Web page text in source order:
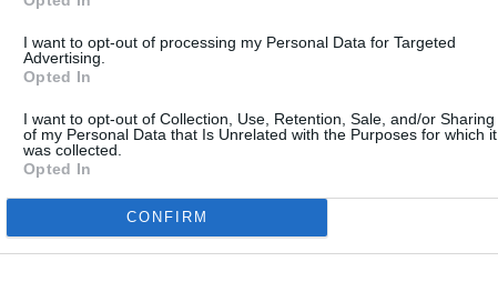
I want to opt-out of processing my Personal Data for Targeted
Advertising.
Opted In
I want to opt-out of Collection, Use, Retention, Sale, and/or Sharing
of my Personal Data that Is Unrelated with the Purposes for which it
was collected.
Opted In
CONFIRM
a Ravenna la Life Support
Castrese De Rosa, ha già convocato una riunione